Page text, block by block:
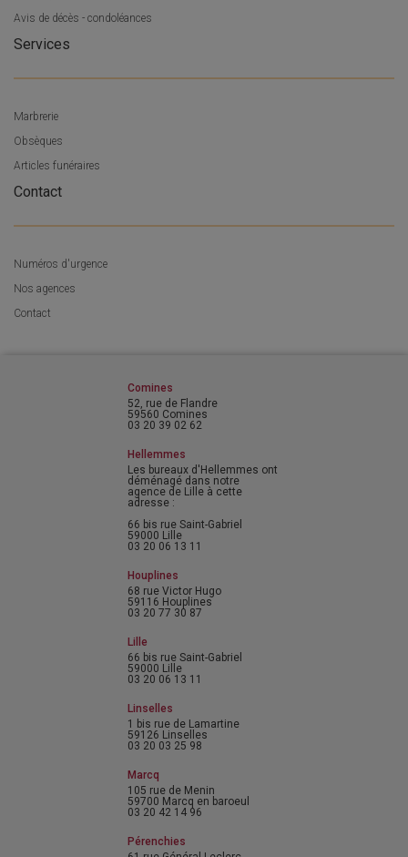
Avis de décès - condoléances
Services
Marbrerie
Obsèques
Articles funéraires
Contact
Numéros d'urgence
Nos agences
Contact
Comines
52, rue de Flandre
59560 Comines
03 20 39 02 62
Hellemmes
Les bureaux d'Hellemmes ont
déménagé dans notre
agence de Lille à cette
adresse :
66 bis rue Saint-Gabriel
59000 Lille
03 20 06 13 11
Houplines
68 rue Victor Hugo
59116 Houplines
03 20 77 30 87
Lille
66 bis rue Saint-Gabriel
59000 Lille
03 20 06 13 11
Linselles
1 bis rue de Lamartine
59126 Linselles
03 20 03 25 98
Marcq
105 rue de Menin
59700 Marcq en baroeul
03 20 42 14 96
Pérenchies